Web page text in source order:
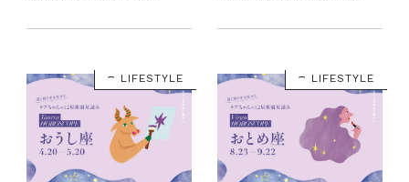
LIFESTYLE LIFESTYLE